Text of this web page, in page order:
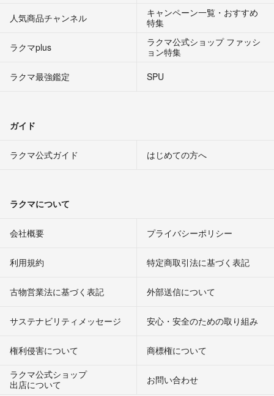
人気商品チャンネル
キャンペーン一覧・おすすめ
特集
ラクマplus
ラクマ公式ショップ ファッシ
ョン特集
ラクマ最強鑑定
SPU
ガイド
ラクマ公式ガイド はじめての方へ
ラクマについて
会社概要 プライバシーポリシー
利用規約 特定商取引法に基づく表記
古物営業法に基づく表記 外部送信について
サステナビリティメッセージ 安心・安全のための取り組み
権利侵害について
商標権について
ラクマ公式ショップ
出店について
お問い合わせ